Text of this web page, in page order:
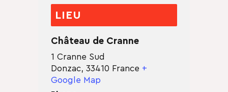
LIEU
Château de Cranne
1 Cranne Sud
Donzac, 33410 France +
Google Map